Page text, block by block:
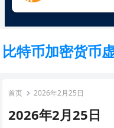
比特币加密货币
首页 2026年2月25日
2026年2月25日